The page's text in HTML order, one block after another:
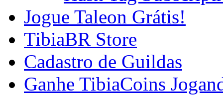
Jogue Taleon Grátis!
TibiaBR Store
Cadastro de Guildas
Ganhe TibiaCoins